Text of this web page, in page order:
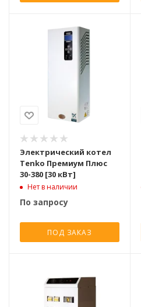
Электрический котел
Tenko Премиум Плюс
30-380 [30 кВт]
Нет в наличии
По запросу
ПОД ЗАКАЗ